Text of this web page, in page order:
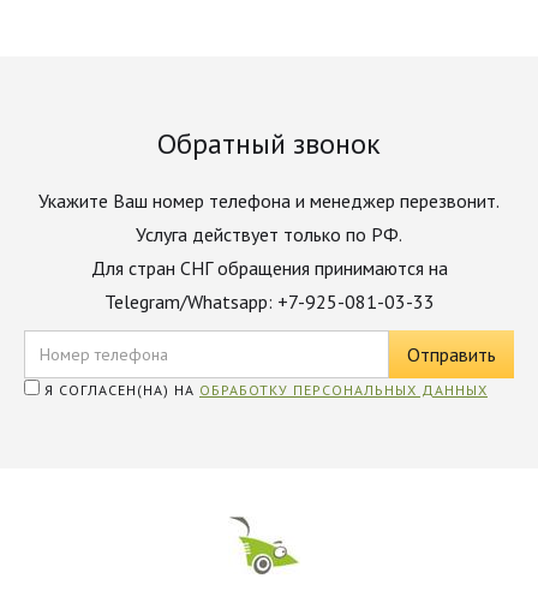
Обратный звонок
Укажите Ваш номер телефона и менеджер перезвонит.
Услуга действует только по РФ.
Для стран СНГ обращения принимаются на
Telegram/Whatsapp: +7-925-081-03-33
Я СОГЛАСЕН(НА) НА ОБРАБОТКУ ПЕРСОНАЛЬНЫХ ДАННЫХ